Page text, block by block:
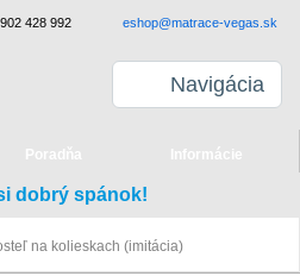
dobrý spánok!
na kolieskach (imitácia)
428 992 eshop@matrace-vegas.sk
Navigácia
Poradňa Informácie